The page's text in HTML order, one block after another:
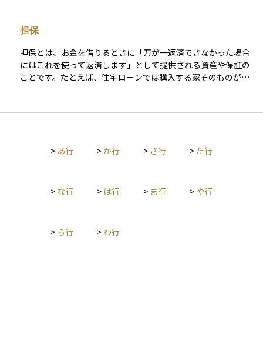
力が低いため、景気後退時などには価格が大きく下落するリス
クを抱えています。リスクを抑えたい局面では、投資適格債へ
のシフトやデュレーションの短縮、さらにCDSなどを活用した
部分的なヘッジといった対策が有効です。 投資判断において
は、「高い利回りは信用リスクの対価である」という原則を常
ているかどうか。こうした視点で冷静に比較検討を行うこと
して算入できるため、自己資本比率を向上させる手段として利
財務状況によって利息の支払いが停止される可能性もあるた
め、リスクが高くなります。 投資家にとっては、高い利回りの
魅力がある一方で、発行体の信用リスクや市場環境を十分に考
す。
れています。資産運用の場面では、金利の動きが預金、ロー
ン、債券などの価格や収益に影響を与えるため、金利や利率に
注目することはとても大切です。特に経済状況や中央銀行の政
策によって金利は変動するため、それを理解しておくことでよ
り良い投資判断につながります。
担保
担保とは、お金を借りるときに「万が一返済できなかった場合
にはこれを使って返済します」として提供される資産や保証の
ことです。たとえば、住宅ローンでは購入する家そのものが担
社債を発行する際に自社の資産を担保に差し出すこともありま
貸付（無担保）は、リスクが高いため金利も高めになります。
> あ行 >か行 > さ行 > た行
> な行 > は行 > ま行 > や行
> ら行 > わ行